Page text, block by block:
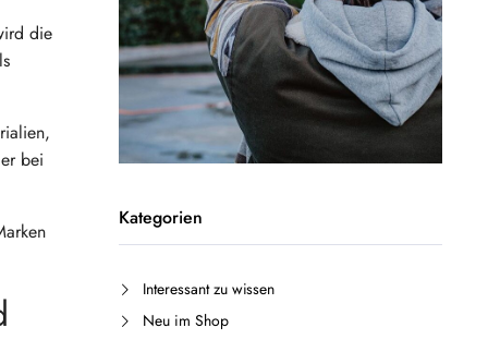
die
bei
Kategorien
Interessant zu wissen
Neu im Shop